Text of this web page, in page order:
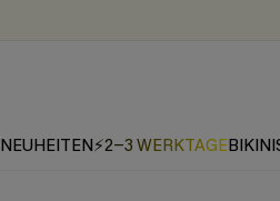
NEUHEITEN⚡2-3 WERKTAGE